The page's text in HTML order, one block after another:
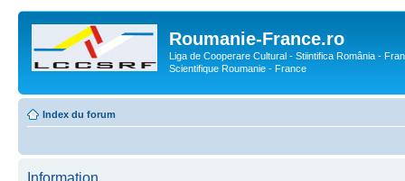
Roumanie-France.ro
Liga de Cooperare Cultural - Stiintifica România -
Scientifique Roumanie - France
Index du forum
Information